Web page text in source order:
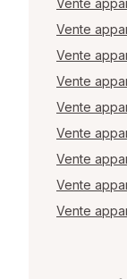
Vente
Vente
Vente
Vente
Vente
Vente
Vente
Vente
Vente